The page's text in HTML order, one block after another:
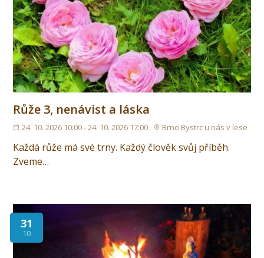
Růže 3, nenávist a láska
24. 10. 2026 10:00 - 24. 10. 2026 17:00 Brno Bystrc u nás v lese
Každá růže má své trny. Každý člověk svůj příběh.
Zveme…
31
10